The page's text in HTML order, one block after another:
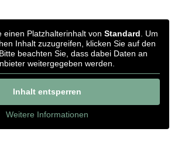
einen Platzhalterinhalt von Standard . Um
Inhalt zuzugreifen, klicken Sie auf den
beachten Sie, dass dabei Daten an
weitergegeben werden.
Inhalt entsperren
Weitere Informationen